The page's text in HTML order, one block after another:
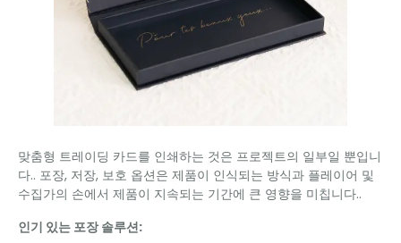
맞춤형 트레이딩 카드를 인쇄하는 것은 프로젝트의 일부일 뿐입니
다.. 포장, 저장, 보호 옵션은 제품이 인식되는 방식과 플레이어 및
수집가의 손에서 제품이 지속되는 기간에 큰 영향을 미칩니다..
인기 있는 포장 솔루션: